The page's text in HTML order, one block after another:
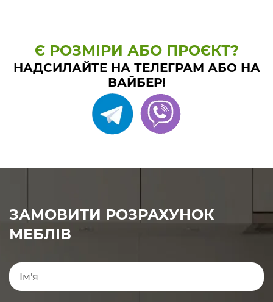
Є РОЗМІРИ АБО ПРОЄКТ?
НАДСИЛАЙТЕ НА ТЕЛЕГРАМ АБО НА
ВАЙБЕР!
ЗАМОВИТИ РОЗРАХУНОК
МЕБЛІВ